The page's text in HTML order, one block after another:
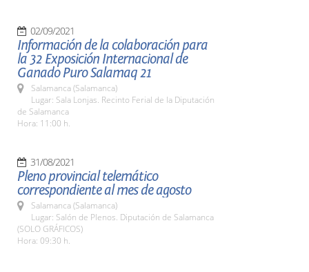
02/09/2021
Información de la colaboración para
la 32 Exposición Internacional de
Ganado Puro Salamaq 21
Salamanca (Salamanca)
Lugar: Sala Lonjas. Recinto Ferial de la Diputación
de Salamanca
Hora: 11:00 h.
31/08/2021
Pleno provincial telemático
correspondiente al mes de agosto
Salamanca (Salamanca)
Lugar: Salón de Plenos. Diputación de Salamanca
(SOLO GRÁFICOS)
Hora: 09:30 h.